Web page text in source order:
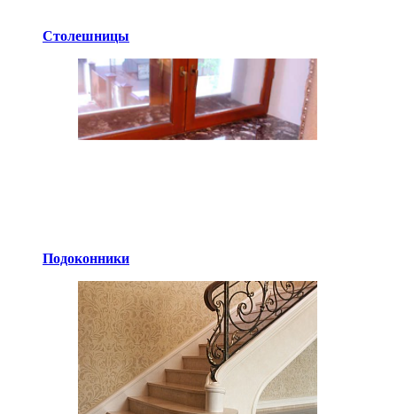
Столешницы
Подоконники